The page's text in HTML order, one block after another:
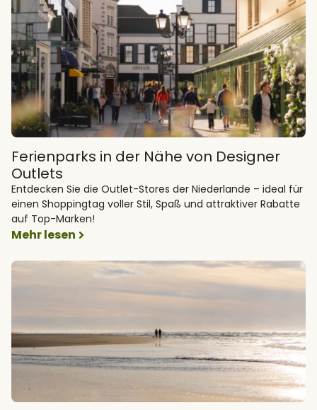
Ferienparks in der Nähe von Designer
Outlets
Entdecken Sie die Outlet-Stores der Niederlande – ideal für
einen Shoppingtag voller Stil, Spaß und attraktiver Rabatte
auf Top-Marken!
Mehr lesen